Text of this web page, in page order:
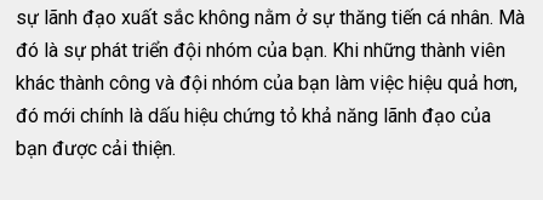
sự lãnh đạo xuất sắc không nằm ở sự thăng tiến cá nhân. Mà
đó là sự phát triển đội nhóm của bạn. Khi những thành viên
khác thành công và đội nhóm của bạn làm việc hiệu quả hơn,
đó mới chính là dấu hiệu chứng tỏ khả năng lãnh đạo của
bạn được cải thiện.